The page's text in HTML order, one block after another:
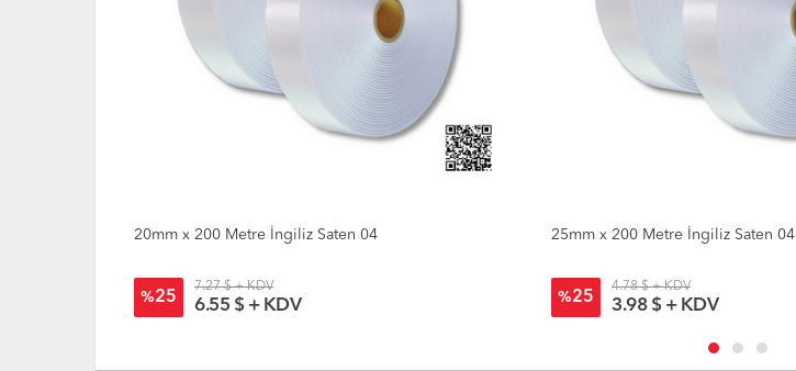
20mm x 200 Metre İngiliz Saten 04
%25
7.27 $ + KDV
6.55 $ + KDV
25mm x 200 Metre İngiliz Saten 04
%25
4.78 $ + KDV
3.98 $ + KDV